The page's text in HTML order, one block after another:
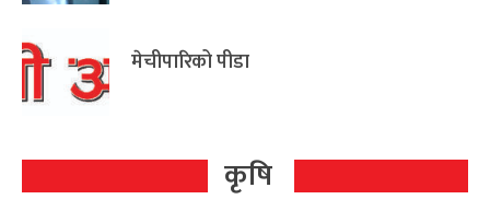
मेचीपारिको पीडा
कृषि